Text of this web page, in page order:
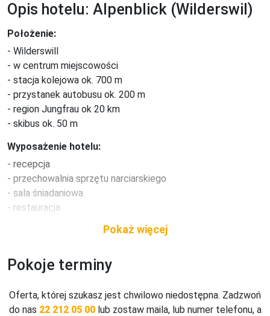
Opis hotelu: Alpenblick (Wilderswil)
Położenie:
- Wilderswill
- w centrum miejscowości
- stacja kolejowa ok. 700 m
- przystanek autobusu ok. 200 m
- region Jungfrau ok 20 km
- skibus ok. 50 m
Wyposażenie hotelu:
- recepcja
- przechowalnia sprzętu narciarskiego
- sala śniadaniowa
- restauracja
Dla dzieci:
- sala zabaw
- krzesełka w restauracji
Pokoje terminy
Oferta, której szukasz jest chwilowo niedostępna. Zadzwoń
do nas 22 212 05 00lub zostaw maila, lub numer telefonu, a